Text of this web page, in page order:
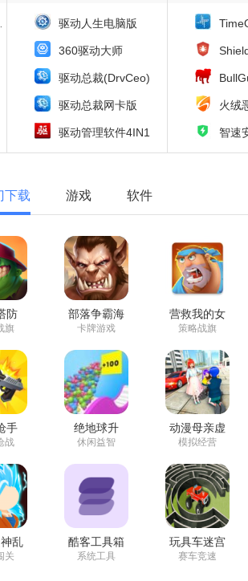
驱动人生电脑版
360驱动大师
驱动总裁(DrvCeo)
驱动总裁网卡版
驱动管理软件4IN1
Shield
BullGuard
火绒
智速
下载 游戏 软件
防
旗
部落争霸海
量版
卡牌游戏
营救我的女
王
策略战旗
手
战
绝地球升
休闲益智
动漫母亲虚
拟家庭3D
模拟经营
乱
关
酷客工具箱
系统工具
玩具车迷宫
驾驶官网版
赛车竞速